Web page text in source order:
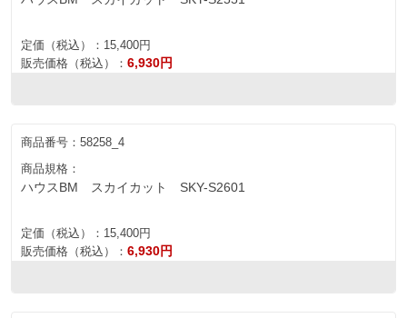
定価（税込）： 15,400円
販売価格（税込）： 6,930円
商品番号： 58258_4
商品規格：
ハウスBM スカイカット SKY-S2601
定価（税込）： 15,400円
販売価格（税込）： 6,930円